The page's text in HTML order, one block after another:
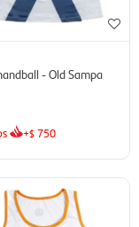
- Old Sampa
+$750